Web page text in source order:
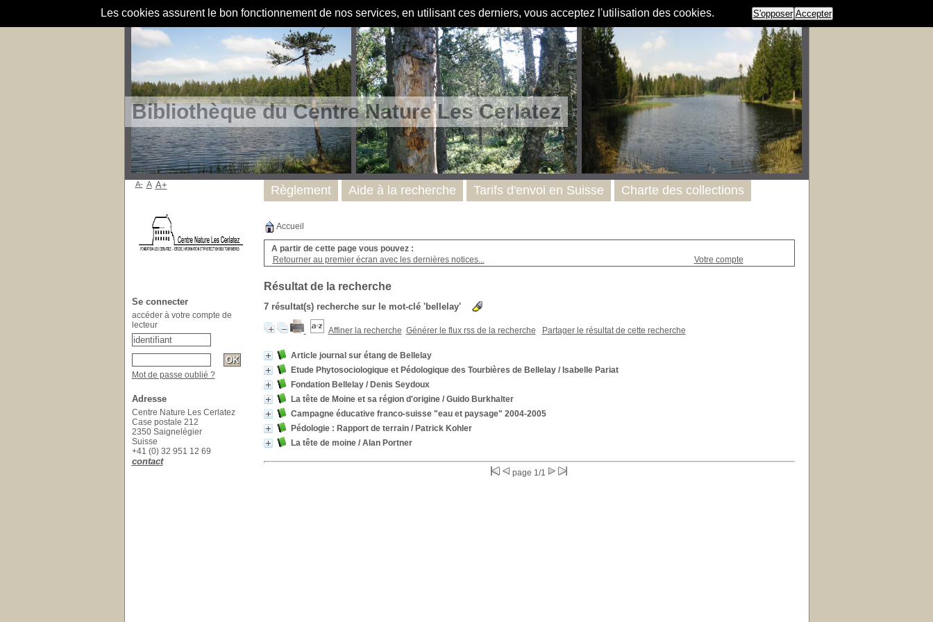
Les cookies assurent le bon fonctionnement de nos services, en utilisant ces derniers, vous acceptez l'utilisation des cookies. S'opposer Accepter
Bibliothèque du Centre Nature Les Cerlatez
Accueil
A partir de cette page vous pouvez :
Retourner au premier écran avec les dernières notices...
Votre compte
Résultat de la recherche
7 résultat(s) recherche sur le mot-clé 'bellelay'
Affiner la recherche Générer le flux rss de la recherche Partager le résultat de cette recherche
Article journal sur étang de Bellelay
Etude Phytosociologique et Pédologique des Tourbières de Bellelay/ Isabelle Pariat
Fondation Bellelay/ Denis Seydoux
La tête de Moine et sa région d'origine/ Guido Burkhalter
Campagne éducative franco-suisse "eau et paysage" 2004-2005
Pédologie : Rapport de terrain/ Patrick Kohler
La tête de moine/ Alan Portner
page 1/1
Règlement Aide à la recherche Tarifs d'envoi en Suisse Charte des collections
A- A A+
Se connecter
accéder à votre compte de
lecteur
Mot de passe oublié ?
Adresse
Centre Nature Les Cerlatez
Case postale 212
2350 Saignelégier
Suisse
+41 (0) 32 951 12 69
contact